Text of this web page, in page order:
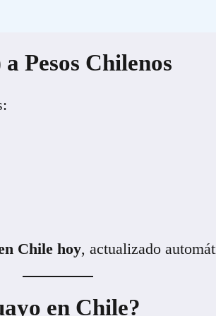
Pesos Chilenos
Chile hoy, actualizado
en Chile?